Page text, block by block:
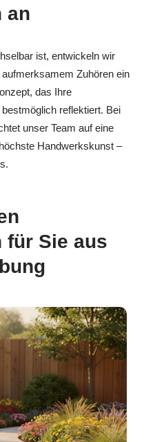
an
ist, entwickeln wir
Zuhören ein
das Ihre
reflektiert. Bei
unser Team auf eine
Handwerkskunst –
für Sie aus